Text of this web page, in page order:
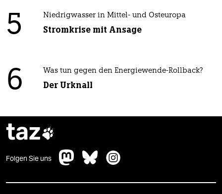
5 Niedrigwasser in Mittel- und Osteuropa
Stromkrise mit Ansage
6 Was tun gegen den Energiewende-Rollback?
Der Urknall
taz
Folgen Sie uns